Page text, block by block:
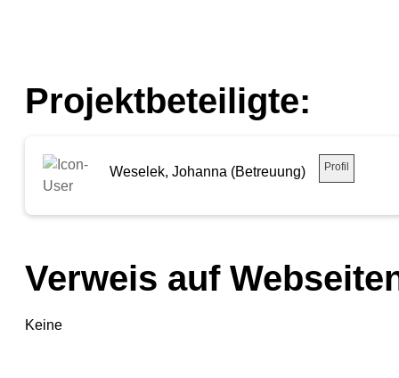
Projektbeteiligte:
Weselek, Johanna (Betreuung) Profil
Verweis auf
Keine